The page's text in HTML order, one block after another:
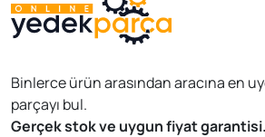
Binlerce ürün arasından aracına en
parçayı bul.
Gerçek stok ve uygun fiyat garantisi.